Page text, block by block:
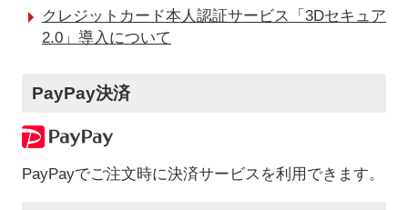
クレジットカード本人認証サービス「3Dセキュア
2.0」導入について
PayPay決済
PayPayでご注文時に決済サービスを利用できます。